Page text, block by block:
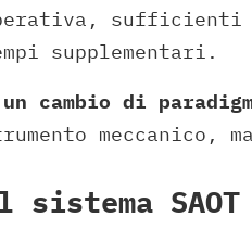
sufficienti
supplementari.
cambio di
meccanico,
sistema